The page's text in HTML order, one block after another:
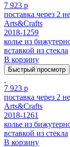
7 923 р
поставка через 2
Arts&Crafts
2018-1259
колье из
вставкой из стекла
В корзину
Быстрый просмотр
7 923 р
поставка через 2
Arts&Crafts
2018-1261
колье из
вставкой из стекла
В корзину